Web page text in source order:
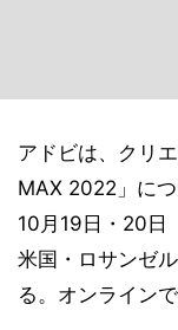
アドビは、クリ
MAX 2022」につ
10月19日・20日
米国・ロサンゼ
る。オンライン